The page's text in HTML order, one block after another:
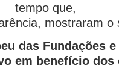
tempo que,
mostraram o
das Fundações
em benefício dos